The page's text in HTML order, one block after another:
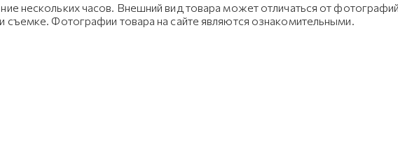
нескольких часов. Внешний вид товара может отличаться от
Фотографии товара на сайте являются ознакомительными.